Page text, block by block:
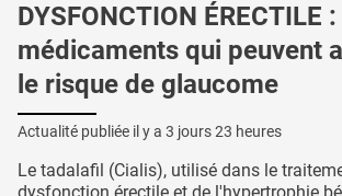
DYSFONCTION ÉRECTILE
médicaments qui peuvent
le risque de glaucome
Actualité publiée il y a 3 jours 23 heures
Le tadalafil (Cialis), utilisé dans le